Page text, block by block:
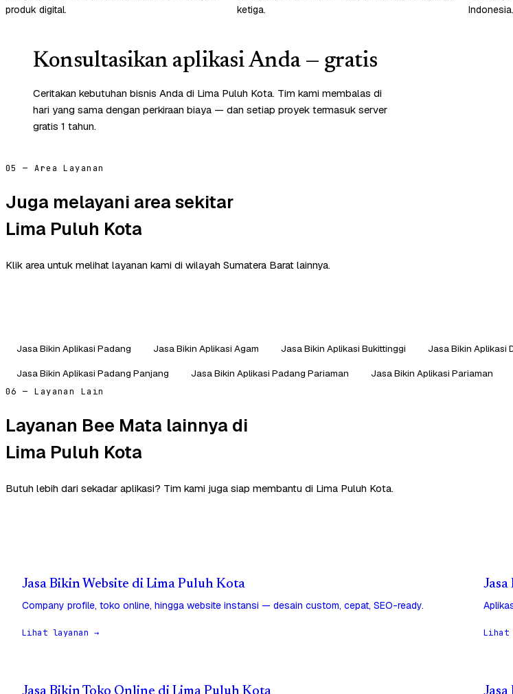
produk digital.
ketiga.
Indonesia.
Konsultasikan aplikasi Anda — gratis
Ceritakan kebutuhan bisnis Anda di Lima Puluh Kota. Tim kami membalas di
hari yang sama dengan perkiraan biaya — dan setiap proyek termasuk server
gratis 1 tahun.
05 — Area Layanan
Juga melayani area sekitar
Lima Puluh Kota
Klik area untuk melihat layanan kami di wilayah Sumatera Barat lainnya.
Jasa Bikin Aplikasi Padang Jasa Bikin Aplikasi Agam Jasa Bikin Aplikasi Bukittinggi Jasa Bikin Aplikasi
Jasa Bikin Aplikasi Padang Panjang
Jasa Bikin Aplikasi Padang Pariaman Jasa Bikin Aplikasi Pariaman
06 — Layanan Lain
Layanan Bee Mata lainnya di
Lima Puluh Kota
Butuh lebih dari sekadar aplikasi? Tim kami juga siap membantu di Lima Puluh Kota.
Jasa Bikin Website di Lima Puluh Kota
Company profile, toko online, hingga website instansi — desain custom, cepat, SEO-ready.
Lihat layanan → Lihat